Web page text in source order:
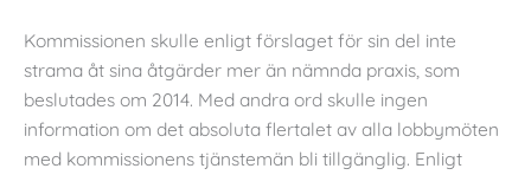
Kommissionen skulle enligt förslaget för sin del inte
strama åt sina åtgärder mer än nämnda praxis, som
beslutades om 2014. Med andra ord skulle ingen
information om det absoluta flertalet av alla lobbymöten
med kommissionens tjänstemän bli tillgänglig. Enligt